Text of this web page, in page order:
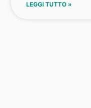
LEGGI TUTTO »